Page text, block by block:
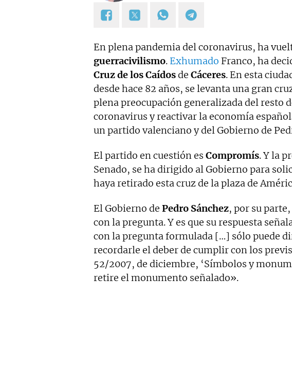
En plena pandemia del coronavirus, ha
guerracivilismo. Exhumado Franco, ha
Cruz de los Caídosde Cáceres. En esta
desde hace 82 años, se levanta una gran
plena preocupación generalizada del resto
coronavirus y reactivar la economía
un partido valenciano y del Gobierno de
El partido en cuestión es Compromís. Y la
Senado, se ha dirigido al Gobierno para
haya retirado esta cruz de la plaza de
El Gobierno de Pedro Sánchez, por su
con la pregunta. Y es que su respuesta
con la pregunta formulada […] sólo puede
recordarle el deber de cumplir con los
52/2007, de diciembre, ‘Símbolos y
retire el monumento señalado».